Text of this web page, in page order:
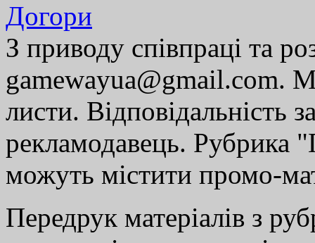
Догори
З приводу співпраці та
gamewayua@gmail.com.
листи. Відповідальність
рекламодавець. Рубрика
можуть містити промо-
Передрук матеріалів з